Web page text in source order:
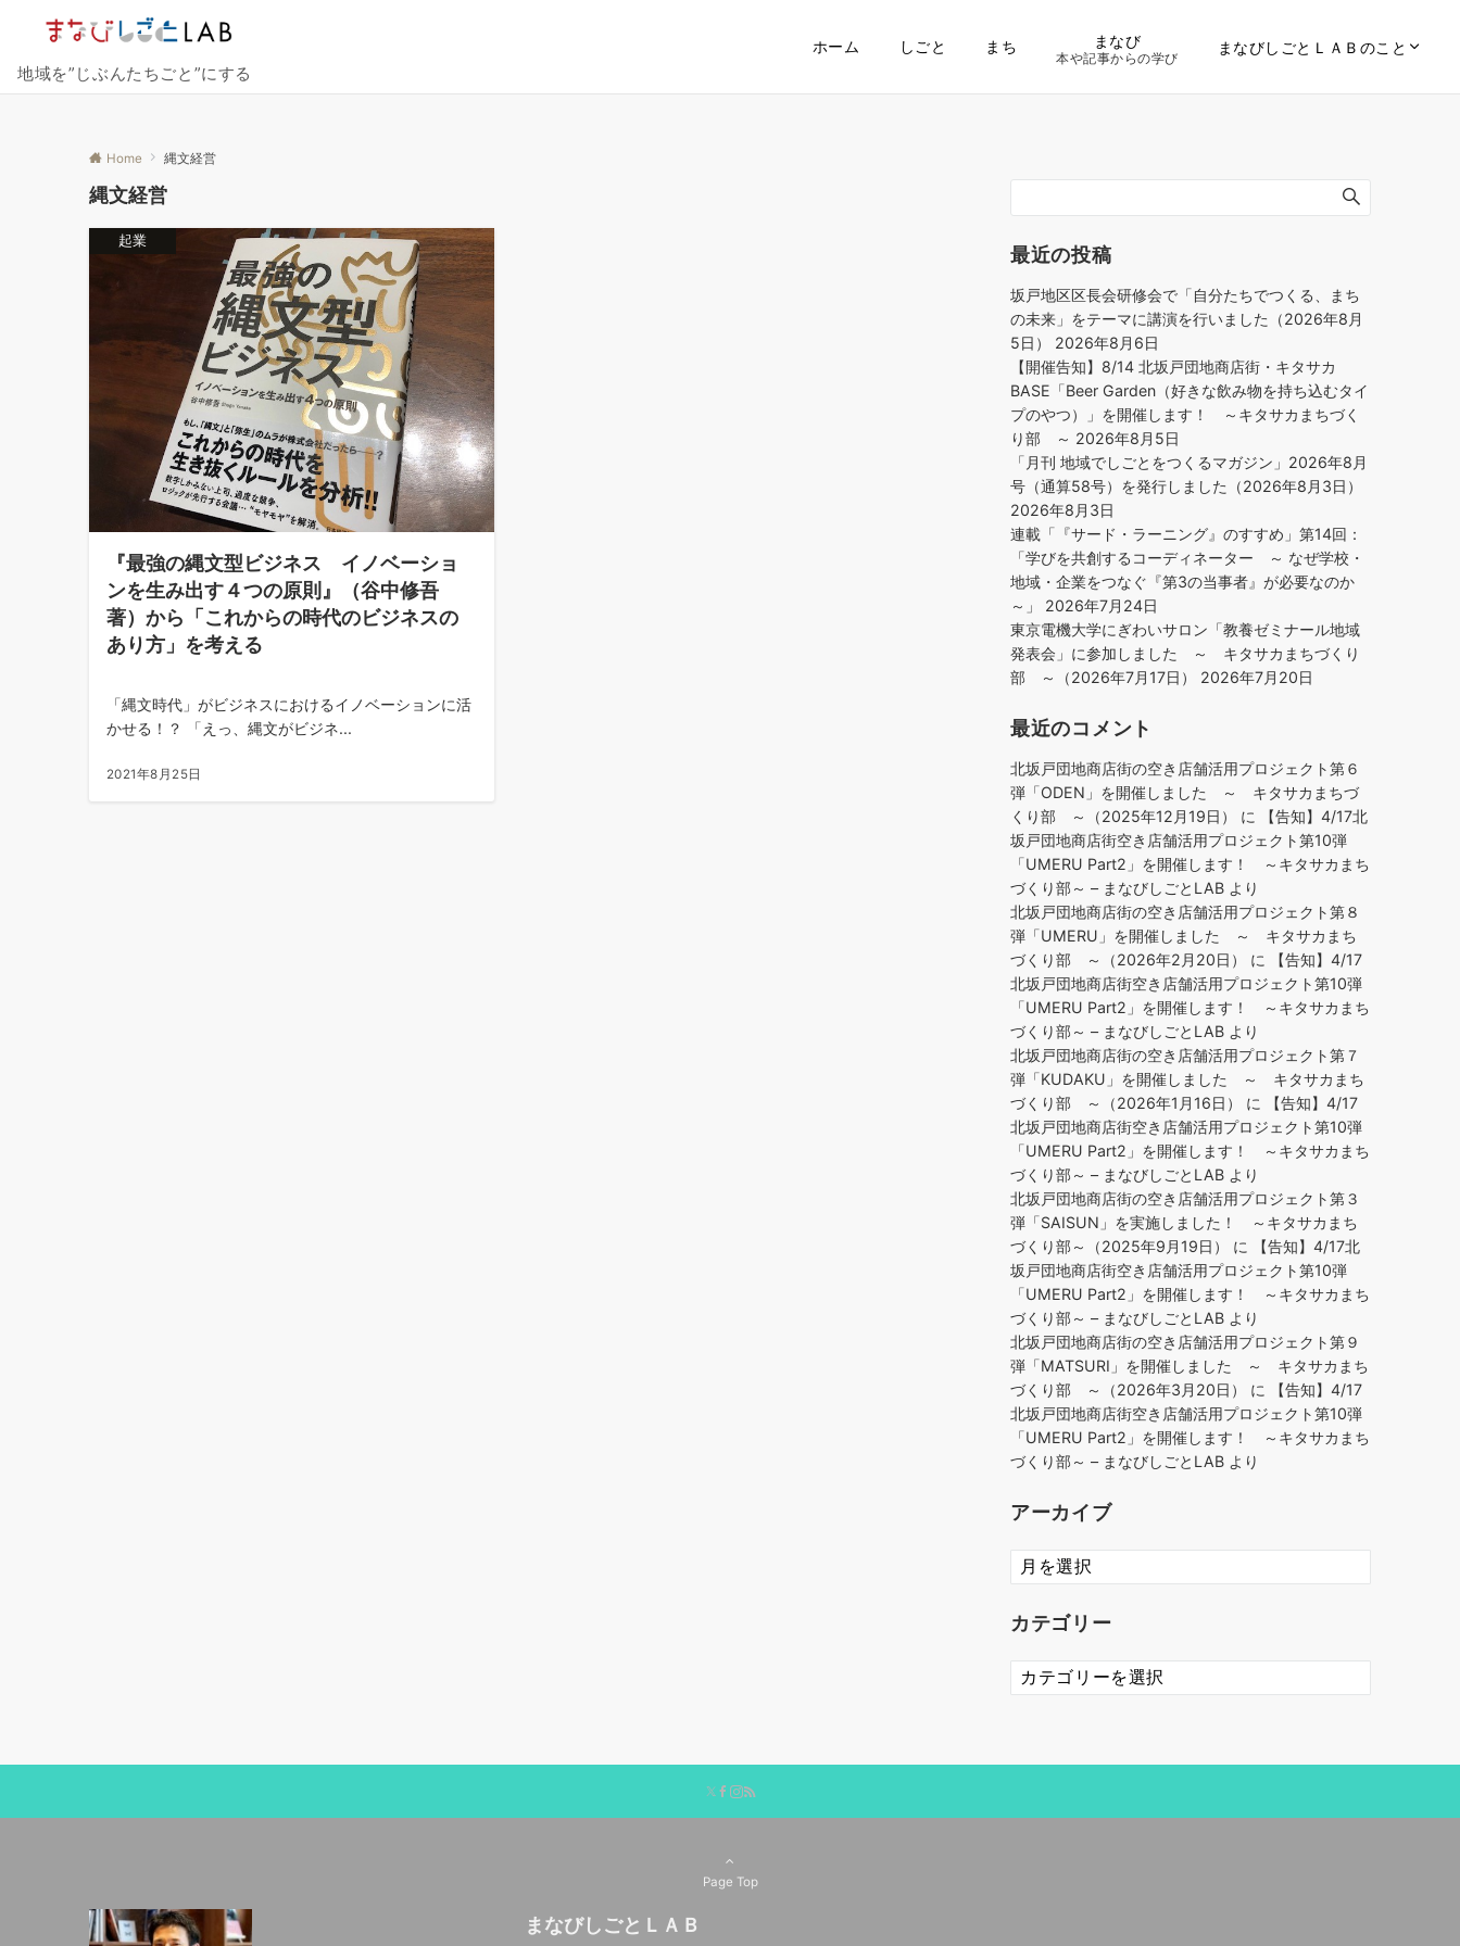
地域を”じぶんたちごと”にする
ホーム しごと まち まなび
本や記事からの学び
まなびしごとＬＡＢのこと
Home 縄文経営
縄文経営
起業
『最強の縄文型ビジネス イノベーショ
ンを生み出す４つの原則』（谷中修吾
著）から「これからの時代のビジネスの
あり方」を考える
「縄文時代」がビジネスにおけるイノベーションに活
かせる！？ 「えっ、縄文がビジネ...
2021年8月25日
最近の投稿
坂戸地区区長会研修会で「自分たちでつくる、まち
の未来」をテーマに講演を行いました（2026年8月
5日）
2026年8月6日
【開催告知】8/14 北坂戸団地商店街・キタサカ
BASE「Beer Garden（好きな飲み物を持ち込むタイ
プのやつ）」を開催します！ ～キタサカまちづく
り部 ～ 2026年8月5日
「月刊 地域でしごとをつくるマガジン」2026年8月
号（通算58号）を発行しました（2026年8月3日）
2026年8月3日
連載「『サード・ラーニング』のすすめ」第14回：
「学びを共創するコーディネーター ～ なぜ学校・
地域・企業をつなぐ『第3の当事者』が必要なのか
～」
2026年7月24日
東京電機大学にぎわいサロン「教養ゼミナール地域
発表会」に参加しました ～ キタサカまちづくり
部 ～（2026年7月17日）
2026年7月20日
最近のコメント
北坂戸団地商店街の空き店舗活用プロジェクト第６
弾「ODEN」を開催しました ～ キタサカまちづ
くり部 ～（2025年12月19日）
に
【告知】4/17北
坂戸団地商店街空き店舗活用プロジェクト第10弾
「UMERU Part2」を開催します！ ～キタサカまち
づくり部～ – まなびしごとLAB より
北坂戸団地商店街の空き店舗活用プロジェクト第８
弾「UMERU」を開催しました ～ キタサカまち
づくり部 ～（2026年2月20日）
に
【告知】4/17
北坂戸団地商店街空き店舗活用プロジェクト第10弾
「UMERU Part2」を開催します！ ～キタサカまち
づくり部～ – まなびしごとLAB より
北坂戸団地商店街の空き店舗活用プロジェクト第７
弾「KUDAKU」を開催しました ～ キタサカまち
づくり部 ～（2026年1月16日）
に
【告知】4/17
北坂戸団地商店街空き店舗活用プロジェクト第10弾
「UMERU Part2」を開催します！ ～キタサカまち
づくり部～ – まなびしごとLAB より
北坂戸団地商店街の空き店舗活用プロジェクト第３
弾「SAISUN」を実施しました！ ～キタサカまち
づくり部～（2025年9月19日）
に
【告知】4/17北
坂戸団地商店街空き店舗活用プロジェクト第10弾
「UMERU Part2」を開催します！ ～キタサカまち
づくり部～ – まなびしごとLAB より
北坂戸団地商店街の空き店舗活用プロジェクト第９
弾「MATSURI」を開催しました ～ キタサカまち
づくり部 ～（2026年3月20日）
に
【告知】4/17
北坂戸団地商店街空き店舗活用プロジェクト第10弾
「UMERU Part2」を開催します！ ～キタサカまち
づくり部～ – まなびしごとLAB より
アーカイブ
ア
ー
イ
カテゴリー
カ
テ
Page Top
まなびしごとＬＡＢ